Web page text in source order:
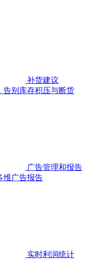
补货建议
告别库存积压与断货
广告管理和报告
维广告报告
实时利润统计